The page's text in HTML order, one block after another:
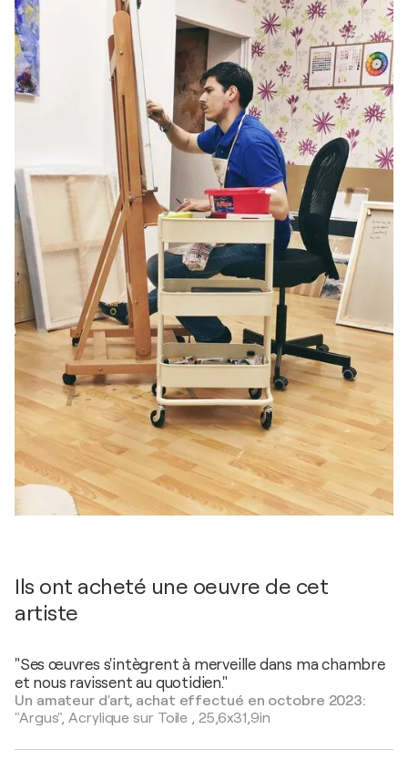
Ils ont acheté une oeuvre de cet
artiste
"Ses œuvres s'intègrent à merveille dans ma chambre
et nous ravissent au quotidien."
Un amateur d'art, achat effectué en octobre 2023:
"Argus",Acrylique sur Toile , 25,6x31,9in